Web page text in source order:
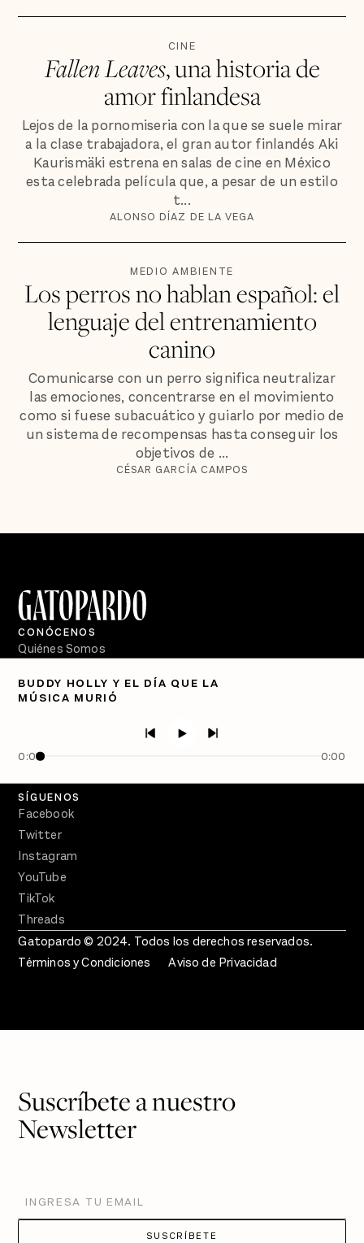
CINE
Fallen Leaves, una historia de
amor finlandesa
Lejos de la pornomiseria con la que se suele mirar
a la clase trabajadora, el gran autor finlandés Aki
Kaurismäki estrena en salas de cine en México
esta celebrada película que, a pesar de un estilo
t...
ALONSO DÍAZ DE LA VEGA
MEDIO AMBIENTE
Los perros no hablan español: el
lenguaje del entrenamiento
canino
Comunicarse con un perro significa neutralizar
las emociones, concentrarse en el movimiento
como si fuese subacuático y guiarlo por medio de
un sistema de recompensas hasta conseguir los
objetivos de ...
CÉSAR GARCÍA CAMPOS
BUDDY HOLLY Y EL DÍA QUE LA
MÚSICA MURIÓ
0:00 0:00
CONÓCENOS
Quiénes Somos
PÓDCASTS
Crecer en Distopía
SÍGUENOS
Facebook
Twitter
Instagram
YouTube
TikTok
Threads
Gatopardo © 2024. Todos los derechos reservados.
Términos y Condiciones
Aviso de Privacidad
Suscríbete a nuestro
Newsletter